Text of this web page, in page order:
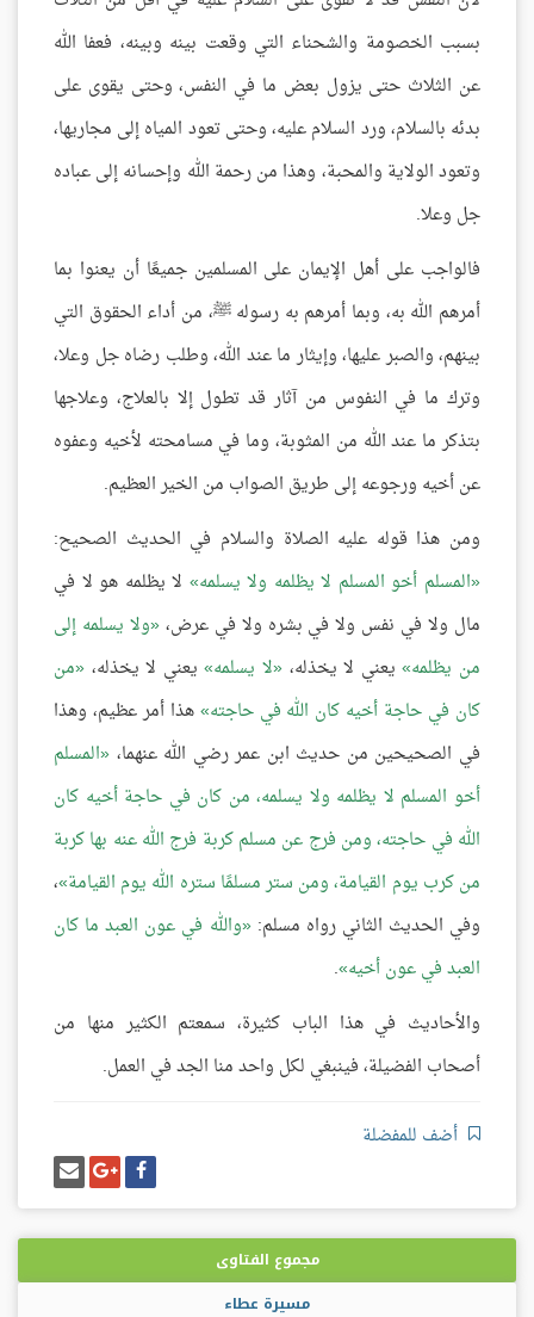
بسبب الخصومة والشحناء التي وقعت بينه وبينه، فعفا الله
عن الثلاث حتى يزول بعض ما في النفس، وحتى يقوى على
بدئه بالسلام، ورد السلام عليه، وحتى تعود المياه إلى مجاريها،
وتعود الولاية والمحبة، وهذا من رحمة الله وإحسانه إلى عباده
جل وعلا.
فالواجب على أهل الإيمان على المسلمين جميعًا أن يعنوا بما
أمرهم الله به، وبما أمرهم به رسوله ﷺ، من أداء الحقوق التي
بينهم، والصبر عليها، وإيثار ما عند الله، وطلب رضاه جل وعلا،
وترك ما في النفوس من آثار قد تطول إلا بالعلاج، وعلاجها
بتذكر ما عند الله من المثوبة، وما في مسامحته لأخيه وعفوه
عن أخيه ورجوعه إلى طريق الصواب من الخير العظيم.
ومن هذا قوله عليه الصلاة والسلام في الحديث الصحيح:
المسلم أخو المسلم لا يظلمه ولا يسلمه لا يظلمه هو لا في
مال ولا في نفس ولا في بشره ولا في عرض، ولا يسلمه إلى
من يظلمه يعني لا يخذله، لا يسلمه يعني لا يخذله، من
كان في حاجة أخيه كان الله في حاجته هذا أمر عظيم، وهذا
في الصحيحين من حديث ابن عمر رضي الله عنهما، المسلم
أخو المسلم لا يظلمه ولا يسلمه، من كان في حاجة أخيه كان
الله في حاجته، ومن فرج عن مسلم كربة فرج الله عنه بها كربة
من كرب يوم القيامة، ومن ستر مسلمًا ستره الله يوم القيامة ،
وفي الحديث الثاني رواه مسلم: والله في عون العبد ما كان
العبد في عون أخيه .
والأحاديث في هذا الباب كثيرة، سمعتم الكثير منها من
أصحاب الفضيلة، فينبغي لكل واحد منا الجد في العمل.
أضف للمفضلة
شارك
على
فيسبوك
شارك
على
غوغل
بلس
إرسل
إيميل
مجموع الفتاوى
مسيرة عطاء